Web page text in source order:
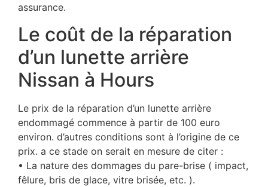
assurance.
Le coût de la réparation
d’un lunette arrière
Nissan à Hours
Le prix de la réparation d’un lunette arrière
endommagé commence à partir de 100 euro
environ. d’autres conditions sont à l’origine de ce
prix. a ce stade on serait en mesure de citer :
• La nature des dommages du pare-brise ( impact,
fêlure, bris de glace, vitre brisée, etc. ).